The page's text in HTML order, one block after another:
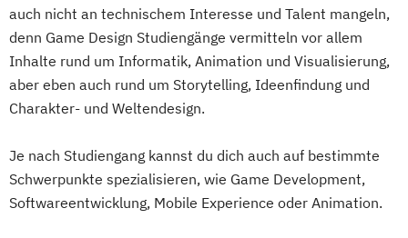
auch nicht an technischem Interesse und Talent mangeln,
denn Game Design Studiengänge vermitteln vor allem
Inhalte rund um Informatik, Animation und Visualisierung,
aber eben auch rund um Storytelling, Ideenfindung und
Charakter- und Weltendesign.
Je nach Studiengang kannst du dich auch auf bestimmte
Schwerpunkte spezialisieren, wie Game Development,
Softwareentwicklung, Mobile Experience oder Animation.